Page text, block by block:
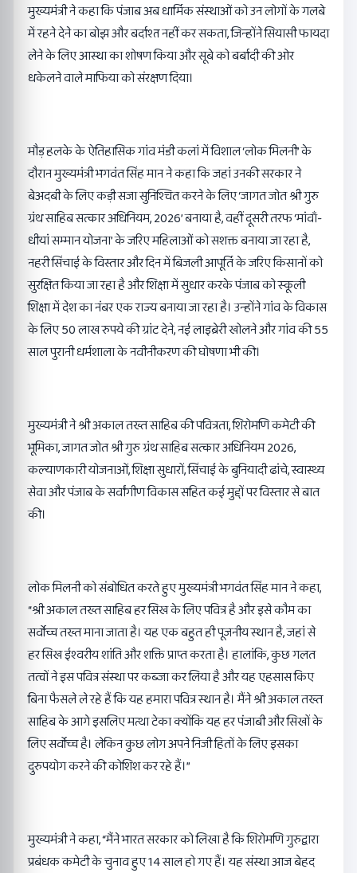
मुख्यमंत्री ने कहा कि पंजाब अब धार्मिक संस्थाओं को उन लोगों के गलबे
में रहने देने का बोझ और बर्दाश्त नहीं कर सकता, जिन्होंने सियासी फायदा
लेने के लिए आस्था का शोषण किया और सूबे को बर्बादी की ओर
धकेलने वाले माफिया को संरक्षण दिया।
मौड़ हलके के ऐतिहासिक गांव मंडी कलां में विशाल ‘लोक मिलनी’ के
दौरान मुख्यमंत्री भगवंत सिंह मान ने कहा कि जहां उनकी सरकार ने
बेअदबी के लिए कड़ी सजा सुनिश्चित करने के लिए ‘जागत जोत श्री गुरु
ग्रंथ साहिब सत्कार अधिनियम, 2026’ बनाया है, वहीं दूसरी तरफ ‘मांवाँ-
धीयां सम्मान योजना’ के जरिए महिलाओं को सशक्त बनाया जा रहा है,
नहरी सिंचाई के विस्तार और दिन में बिजली आपूर्ति के जरिए किसानों को
सुरक्षित किया जा रहा है और शिक्षा में सुधार करके पंजाब को स्कूली
शिक्षा में देश का नंबर एक राज्य बनाया जा रहा है। उन्होंने गांव के विकास
के लिए 50 लाख रुपये की ग्रांट देने, नई लाइब्रेरी खोलने और गांव की 55
साल पुरानी धर्मशाला के नवीनीकरण की घोषणा भी की।
मुख्यमंत्री ने श्री अकाल तख्त साहिब की पवित्रता, शिरोमणि कमेटी की
भूमिका, जागत जोत श्री गुरु ग्रंथ साहिब सत्कार अधिनियम 2026,
कल्याणकारी योजनाओं, शिक्षा सुधारों, सिंचाई के बुनियादी ढांचे, स्वास्थ्य
सेवा और पंजाब के सर्वांगीण विकास सहित कई मुद्दों पर विस्तार से बात
की।
लोक मिलनी को संबोधित करते हुए मुख्यमंत्री भगवंत सिंह मान ने कहा,
“श्री अकाल तख्त साहिब हर सिख के लिए पवित्र है और इसे कौम का
सर्वोच्च तख्त माना जाता है। यह एक बहुत ही पूजनीय स्थान है, जहां से
हर सिख ईश्वरीय शांति और शक्ति प्राप्त करता है। हालांकि, कुछ गलत
तत्वों ने इस पवित्र संस्था पर कब्जा कर लिया है और यह एहसास किए
बिना फैसले ले रहे हैं कि यह हमारा पवित्र स्थान है। मैंने श्री अकाल तख्त
साहिब के आगे इसलिए मत्था टेका क्योंकि यह हर पंजाबी और सिखों के
लिए सर्वोच्च है। लेकिन कुछ लोग अपने निजी हितों के लिए इसका
दुरुपयोग करने की कोशिश कर रहे हैं।”
मुख्यमंत्री ने कहा, “मैंने भारत सरकार को लिखा है कि शिरोमणि गुरुद्वारा
प्रबंधक कमेटी के चुनाव हुए 14 साल हो गए हैं। यह संस्था आज बेहद